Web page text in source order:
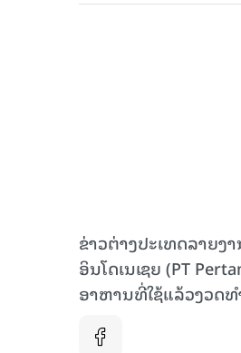
ຂ່າວຕ່າງປະເທດລາຍ
ອິນໂດເນເຊຍ (PT
ອາຫານທີ່ໃຊ້ແລ້ວງວດ